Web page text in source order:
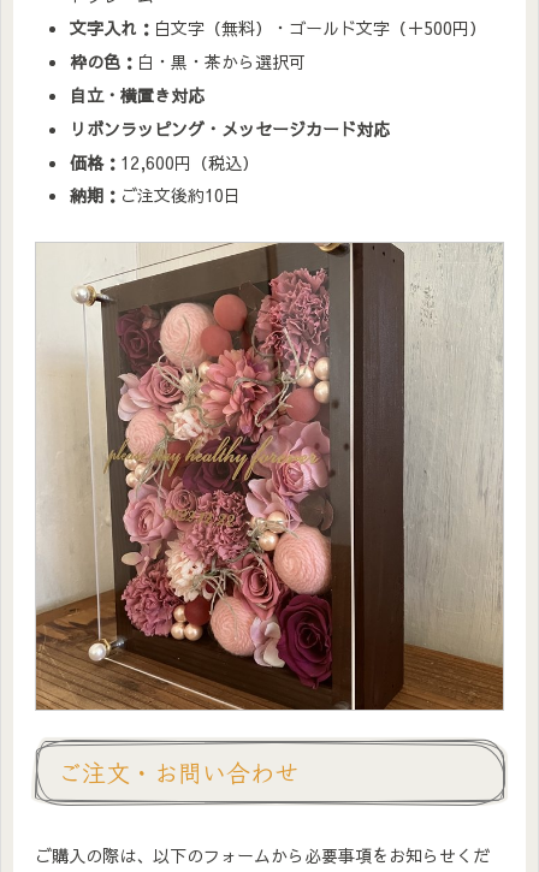
文字入れ： 白文字（無料）・ゴールド文字（＋500円）
枠の色： 白・黒・茶から選択可
自立・横置き対応
リボンラッピング・メッセージカード対応
価格： 12,600円（税込）
納期： ご注文後約10日
ご注文・お問い合わせ
ご購入の際は、以下のフォームから必要事項をお知らせくだ